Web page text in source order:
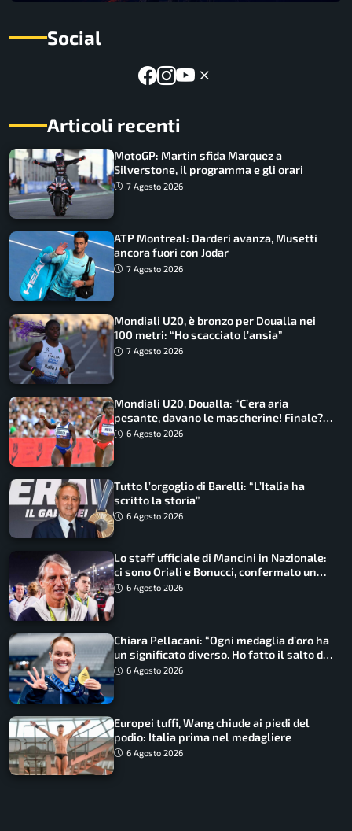
Social
Articoli recenti
MotoGP: Martin sfida Marquez a
Silverstone, il programma e gli orari
7 Agosto 2026
ATP Montreal: Darderi avanza, Musetti
ancora fuori con Jodar
7 Agosto 2026
Mondiali U20, è bronzo per Doualla nei
100 metri: “Ho scacciato l’ansia”
7 Agosto 2026
Mondiali U20, Doualla: “C’era aria
pesante, davano le mascherine! Finale?
Non ho nulla da perdere”
6 Agosto 2026
Tutto l’orgoglio di Barelli: “L’Italia ha
scritto la storia”
6 Agosto 2026
Lo staff ufficiale di Mancini in Nazionale:
ci sono Oriali e Bonucci, confermato un
ritorno
6 Agosto 2026
Chiara Pellacani: “Ogni medaglia d’oro ha
un significato diverso. Ho fatto il salto di
qualità”
6 Agosto 2026
Europei tuffi, Wang chiude ai piedi del
podio: Italia prima nel medagliere
6 Agosto 2026